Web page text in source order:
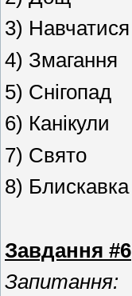
3) Навчатися
4) Змагання
5) Снігопад
6) Канікули
7) Свято
8) Блискавка
Завдання #6
Запитання: